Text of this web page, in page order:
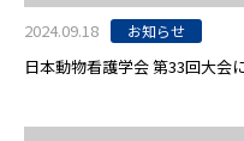
2024.09.18 お知らせ
日本動物看護学会 第33回大会